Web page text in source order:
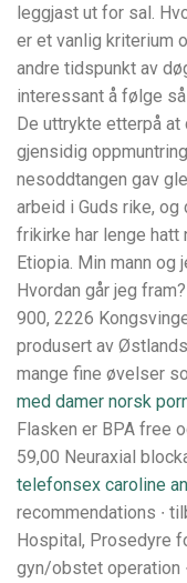
leggjast ut for sal.
er et vanlig kriterium
andre tidspunkt av
interessant å følge
De uttrykte etterpå
gjensidig
nesoddtangen gav
arbeid i Guds rike,
frikirke har lenge
Etiopia. Min mann og
Hvordan går jeg
900, 2226
produsert av
mange fine øvelser
med damer norsk
Flasken er BPA free
59,00 Neuraxial
telefonsex caroline
recommendations ∙
Hospital, Prosedyre
gyn/obstet operation